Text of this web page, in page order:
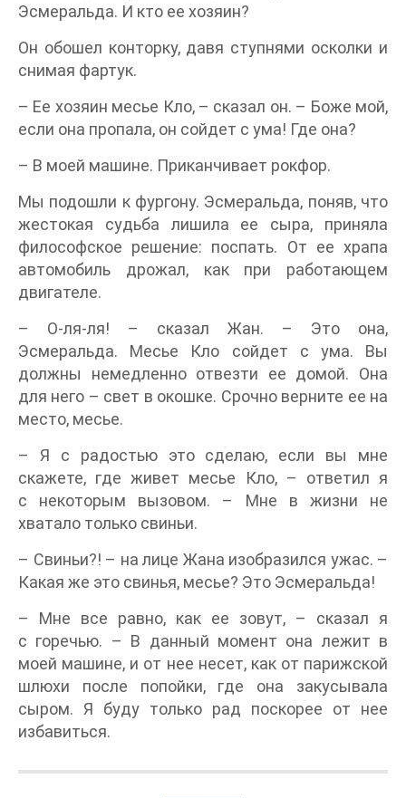
Эсмеральда. И кто ее хозяин?
Он обошел конторку, давя ступнями осколки и
снимая фартук.
– Ее хозяин месье Кло, – сказал он. – Боже мой,
если она пропала, он сойдет с ума! Где она?
– В моей машине. Приканчивает рокфор.
Мы подошли к фургону. Эсмеральда, поняв, что
жестокая судьба лишила ее сыра, приняла
философское решение: поспать. От ее храпа
автомобиль дрожал, как при работающем
двигателе.
– О-ля-ля! – сказал Жан. – Это она,
Эсмеральда. Месье Кло сойдет с ума. Вы
должны немедленно отвезти ее домой. Она
для него – свет в окошке. Срочно верните ее на
место, месье.
– Я с радостью это сделаю, если вы мне
скажете, где живет месье Кло, – ответил я
с некоторым вызовом. – Мне в жизни не
хватало только свиньи.
– Свиньи?! – на лице Жана изобразился ужас. –
Какая же это свинья, месье? Это Эсмеральда!
– Мне все равно, как ее зовут, – сказал я
с горечью. – В данный момент она лежит в
моей машине, и от нее несет, как от парижской
шлюхи после попойки, где она закусывала
сыром. Я буду только рад поскорее от нее
избавиться.